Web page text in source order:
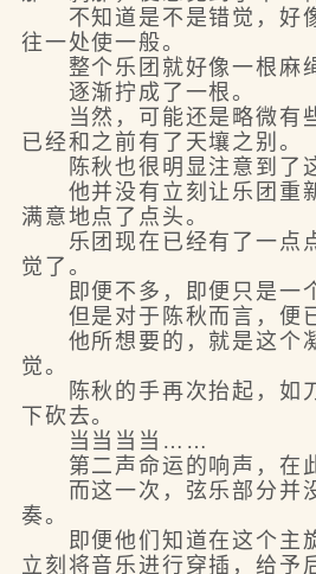
不知道是不是错觉，好
往一处使一般。
整个乐团就好像一根麻绳
逐渐拧成了一根。
当然，可能还是略微有
已经和之前有了天壤之别。
陈秋也很明显注意到了这
他并没有立刻让乐团重
满意地点了点头。
乐团现在已经有了一点
觉了。
即便不多，即便只是一个
但是对于陈秋而言，便已
他所想要的，就是这个
觉。
陈秋的手再次抬起，如
下砍去。
当当当当……
第二声命运的响声，在此
而这一次，弦乐部分并
奏。
即便他们知道在这个主
立刻将音乐进行穿插，给予